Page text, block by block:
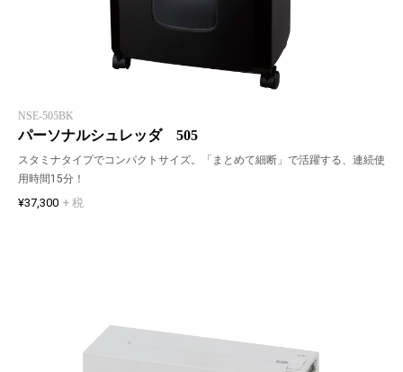
NSE-505BK
パーソナルシュレッダ 505
スタミナタイプでコンパクトサイズ。「まとめて細断」で活躍する、連続使
用時間15分！
¥37,300 + 税